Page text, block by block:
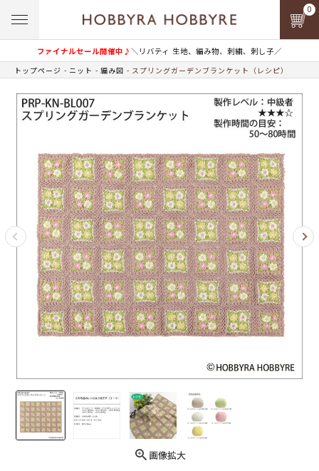
ファイナルセール開催中♪＼リバティ 生地、編み物、刺繍、刺し子／
0
トップページ ニット 編み図 スプリングガーデンブランケット（レシピ）
画像拡大